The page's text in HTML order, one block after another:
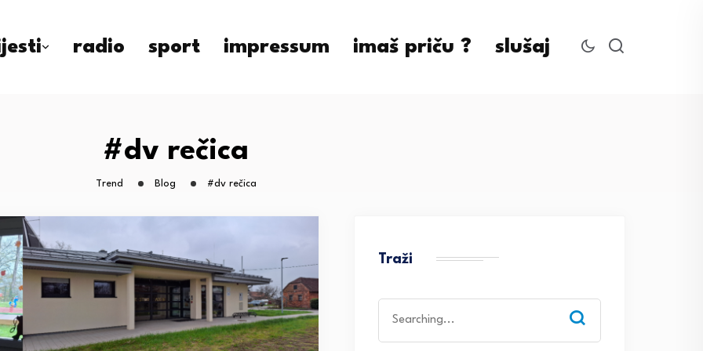
radio sport impressum imaš priču ? slušaj
#dv rečica
Trend Blog #dv rečica
Traži
for: